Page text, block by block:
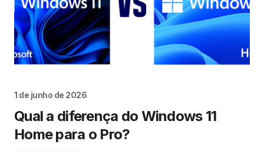
1 de junho de 2026
Qual a diferença do Windows 11
Home para o Pro?